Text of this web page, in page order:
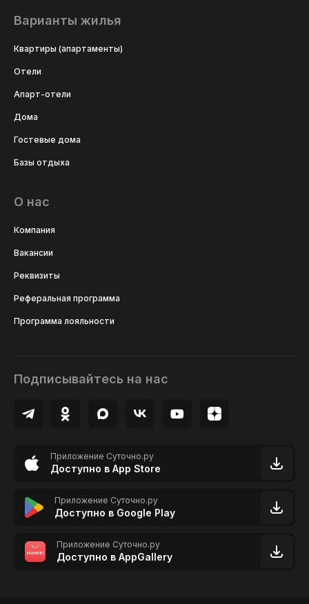
Варианты жилья
Квартиры (апартаменты)
Отели
Апарт-отели
Дома
Гостевые дома
Базы отдыха
О нас
Компания
Вакансии
Реквизиты
Реферальная программа
Программа лояльности
Подписывайтесь на нас
Приложение Суточно.ру
Доступно в App Store
Приложение Суточно.ру
Доступно в Google Play
Приложение Суточно.ру
Доступно в AppGallery